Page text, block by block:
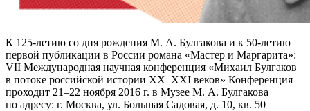
К 125-летию со дня рождения М. А. Булгакова и к 50-летию
первой публикации в России романа «Мастер и Маргарита»:
VII Международная научная конференция «Михаил Булгаков
в потоке российской истории XX–XXI веков» Конференция
проходит 21–22 ноября 2016 г. в Музее М. А. Булгакова
по адресу: г. Москва, ул. Большая Садовая, д. 10, кв. 50